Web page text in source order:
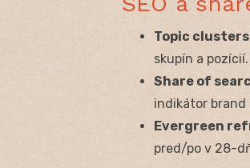
Topic
skupín a pozícií.
Share of
indikátor
Evergreen
pred/po v 28-